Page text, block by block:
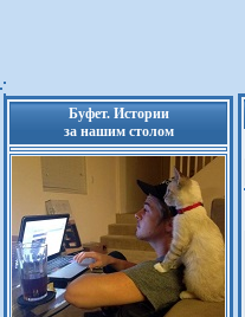
Буфет. Истории
за нашим столом